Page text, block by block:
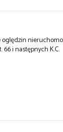
i następnych K.C.